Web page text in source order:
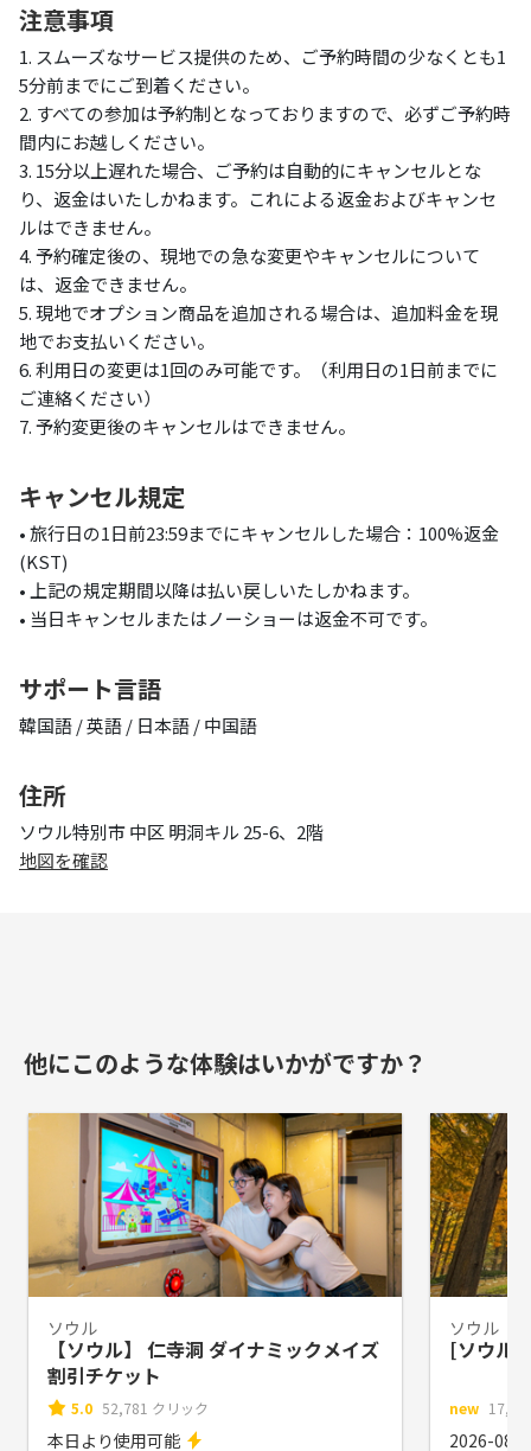
注意事項
1. スムーズなサービス提供のため、ご予約時間の少なくとも1
5分前までにご到着ください。
2. すべての参加は予約制となっておりますので、必ずご予約時
間内にお越しください。
3. 15分以上遅れた場合、ご予約は自動的にキャンセルとな
り、返金はいたしかねます。これによる返金およびキャンセ
ルはできません。
4. 予約確定後の、現地での急な変更やキャンセルについて
は、返金できません。
5. 現地でオプション商品を追加される場合は、追加料金を現
地でお支払いください。
6. 利用日の変更は1回のみ可能です。（利用日の1日前までに
ご連絡ください）
7. 予約変更後のキャンセルはできません。
キャンセル規定
• 旅行日の1日前23:59までにキャンセルした場合：100%返金
(KST)
• 上記の規定期間以降は払い戻しいたしかねます。
• 当日キャンセルまたはノーショーは返金不可です。
サポート言語
韓国語 / 英語 / 日本語 / 中国語
住所
ソウル特別市 中区 明洞キル 25-6、2階
地図を確認
他にこのような体験はいかがですか？
ソウル
【ソウル】 仁寺洞 ダイナミックメイズ
割引チケット
5.0 52,781 クリック
本日より使用可能
ソウル
[ソウル]
new
2026-08-